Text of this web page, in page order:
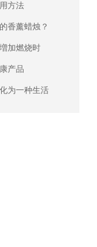
方法
香薰蜡烛？
加燃烧时
产品
为一种生活